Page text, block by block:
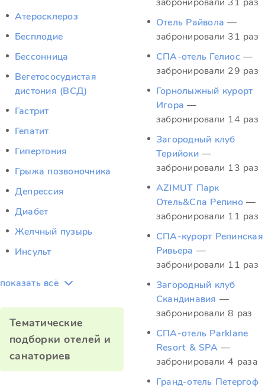
Атеросклероз
Бесплодие
Бессонница
Вегетососудистая
дистония (ВСД)
Гастрит
Гепатит
Гипертония
Грыжа позвоночника
Депрессия
Диабет
Желчный пузырь
Инсульт
показать всё
Тематические
подборки отелей и
санаториев
Отель Райвола —
забронировали 31 раз
СПА-отель Гелиос —
забронировали 29 раз
Горнолыжный курорт
Игора —
забронировали 14 раз
Загородный клуб
Терийоки —
забронировали 13 раз
AZIMUT Парк
Отель&Спа Репино —
забронировали 11 раз
СПА-курорт Репинская
Ривьера —
забронировали 11 раз
Загородный клуб
Скандинавия —
забронировали 8 раз
СПА-отель Parklane
Resort & SPA —
забронировали 4 раза
Гранд-отель Петергоф